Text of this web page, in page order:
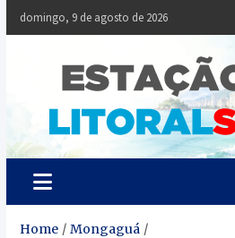
Skip
domingo, 9 de agosto de 2026
Home
Mongaguá